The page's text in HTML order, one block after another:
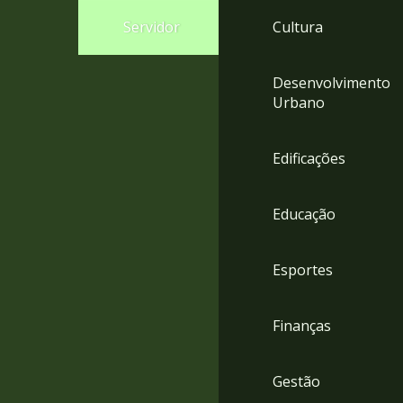
Servidor Cultura
Desenvolvimento
Urbano
Edificações
Educação
Esportes
Finanças
Gestão